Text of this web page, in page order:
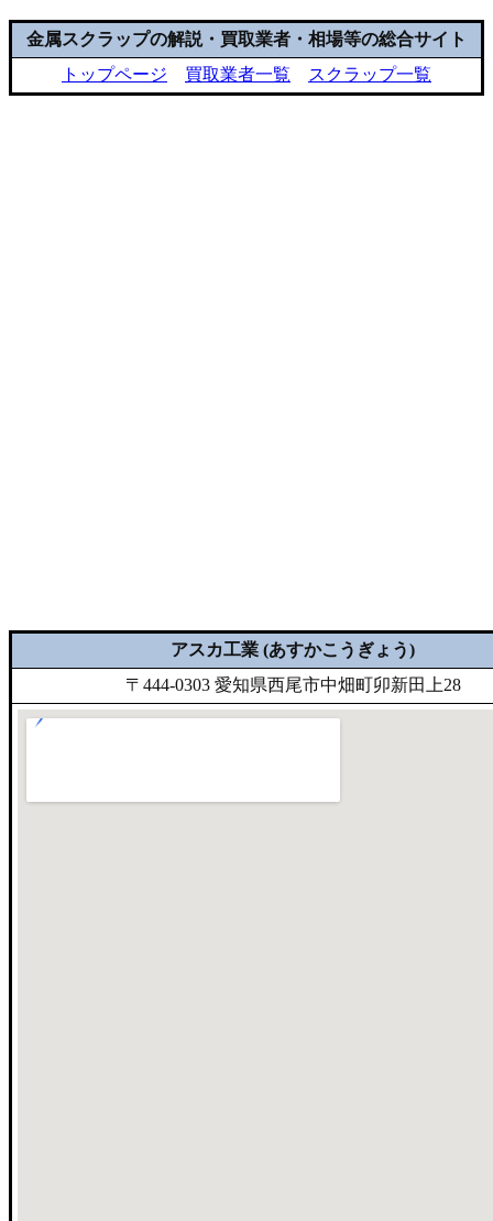
金属スクラップの解説・買取業者・相場等の総合サイト
トップページ
買取業者一覧 スクラップ一覧
アスカ工業 (あすかこうぎょう)
〒444-0303 愛知県西尾市中畑町卯新田上28